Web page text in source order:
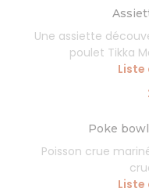
Une assiette
poulet Tikka
Liste
Poke
Poisson crue
Liste